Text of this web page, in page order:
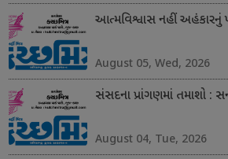
આત્મવિશ્વાસ નહીં અહંકારનું
August 05, Wed, 2026
સંસદના પ્રાંગણમાં તમાશો :
August 04, Tue, 2026